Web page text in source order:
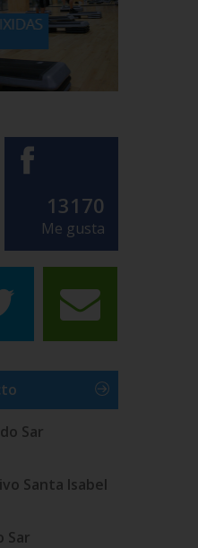
13170
Me gusta
Sar
Santa Isabel
Sar